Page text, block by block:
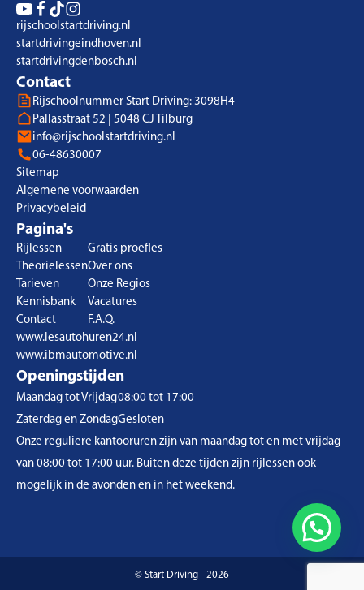
rijschoolstartdriving.nl
startdrivingeindhoven.nl
startdrivingdenbosch.nl
Contact
Rijschoolnummer Start Driving: 3098H4
Pallasstraat 52 | 5048 CJ Tilburg
info@rijschoolstartdriving.nl
06-48630007
Sitemap
Algemene voorwaarden
Privacybeleid
Pagina's
Rijlessen
Theorielessen
Tarieven
Kennisbank
Contact
Gratis proefles
Over ons
Onze Regios
Vacatures
F.A.Q.
www.lesautohuren24.nl
www.ibmautomotive.nl
Openingstijden
Maandag tot Vrijdag
Zaterdag en Zondag
08:00 tot 17:00
Gesloten
Onze reguliere kantooruren zijn van maandag tot en met vrijdag
van 08:00 tot 17:00 uur. Buiten deze tijden zijn rijlessen ook
mogelijk in de avonden en in het weekend.
© Start Driving - 2026